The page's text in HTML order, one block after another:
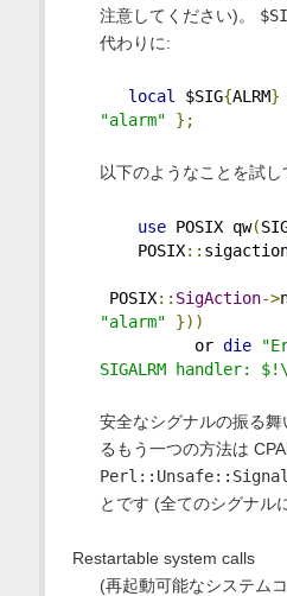
注意してください)。
代わりに:
local $SIG{ALRM}
"alarm"
};
以下のようなことを試
use POSIX qw(
POSIX::
POSIX:: SigAction->
"alarm"
}))
or die
SIGALRM handler:
安全なシグナルの振る
るもう一つの方法は
とです (全てのシグナル
Restartable system calls
(再起動可能なシステム